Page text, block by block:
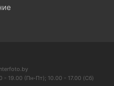
- 19.00 (Пн-Пт); 10.00 - 17.00 (Сб)